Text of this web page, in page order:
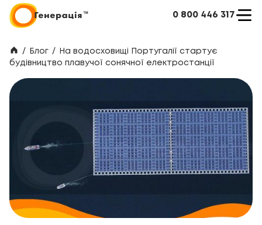
0 800 446 317
/ Блог /
На водосховищі Португалії стартує
будівництво плавучої сонячної електростанції